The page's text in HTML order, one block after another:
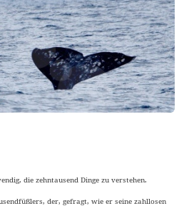
die zehntausend Dinge zu verstehen.
der, gefragt, wie er seine zahllosen